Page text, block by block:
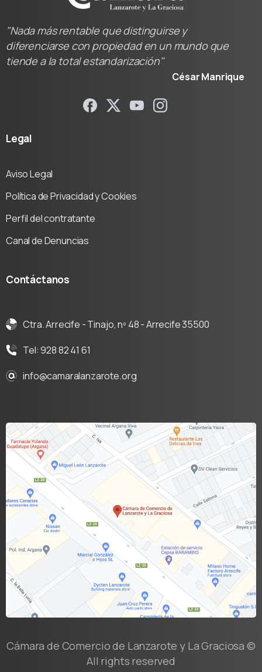
"Nada más rentable que distinguirse y
diferenciarse con propiedad en un mundo que
tiende a la total estandarización"
César Manrique
Legal
Aviso Legal
Política de Privacidad y Cookies
Perfil del contratante
Canal de Denuncias
Contáctanos
Ctra. Arrecife - Tinajo, nº 48 - Arrecife 35500
Tel: 928 82 41 61
info@camaralanzarote.org
Cámara de Comercio de Lanzarote y La Graciosa ©
All rights reserved